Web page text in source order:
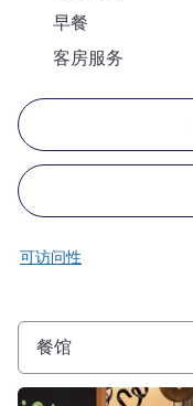
早餐
客房服务
可访问性
餐馆
请参阅详情